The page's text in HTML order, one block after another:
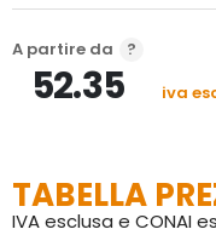
l’incollaggio di legno
PVC per
(usare primer) e per
A partire da
52.35 iva
TABELLA
IVA esclusa e CONAI